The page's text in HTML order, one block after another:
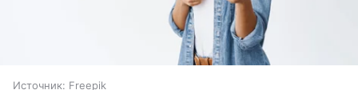
Источник: Freepik